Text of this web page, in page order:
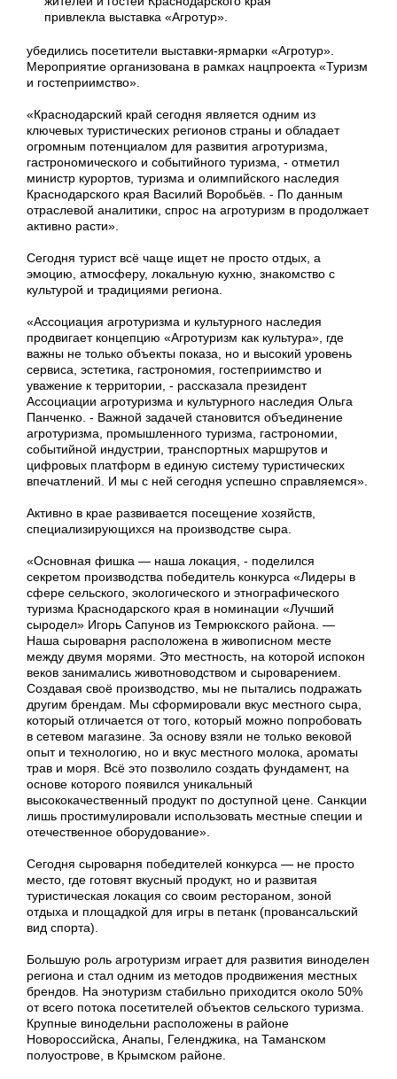
убедились посетители выставки-ярмарки «Агротур».
Мероприятие организована в рамках нацпроекта «Туризм
и гостеприимство».
«Краснодарский край сегодня является одним из
ключевых туристических регионов страны и обладает
огромным потенциалом для развития агротуризма,
гастрономического и событийного туризма, - отметил
министр курортов, туризма и олимпийского наследия
Краснодарского края Василий Воробьёв. - По данным
отраслевой аналитики, спрос на агротуризм в продолжает
активно расти».
Сегодня турист всё чаще ищет не просто отдых, а
эмоцию, атмосферу, локальную кухню, знакомство с
культурой и традициями региона.
«Ассоциация агротуризма и культурного наследия
продвигает концепцию «Агротуризм как культура», где
важны не только объекты показа, но и высокий уровень
сервиса, эстетика, гастрономия, гостеприимство и
уважение к территории, - рассказала президент
Ассоциации агротуризма и культурного наследия Ольга
Панченко. - Важной задачей становится объединение
агротуризма, промышленного туризма, гастрономии,
событийной индустрии, транспортных маршрутов и
цифровых платформ в единую систему туристических
впечатлений. И мы с ней сегодня успешно справляемся».
Активно в крае развивается посещение хозяйств,
специализирующихся на производстве сыра.
«Основная фишка — наша локация, - поделился
секретом производства победитель конкурса «Лидеры в
сфере сельского, экологического и этнографического
туризма Краснодарского края в номинации «Лучший
сыродел» Игорь Сапунов из Темрюкского района. —
Наша сыроварня расположена в живописном месте
между двумя морями. Это местность, на которой испокон
веков занимались животноводством и сыроварением.
Создавая своё производство, мы не пытались подражать
другим брендам. Мы сформировали вкус местного сыра,
который отличается от того, который можно попробовать
в сетевом магазине. За основу взяли не только вековой
опыт и технологию, но и вкус местного молока, ароматы
трав и моря. Всё это позволило создать фундамент, на
основе которого появился уникальный
высококачественный продукт по доступной цене. Санкции
лишь простимулировали использовать местные специи и
отечественное оборудование».
Сегодня сыроварня победителей конкурса — не просто
место, где готовят вкусный продукт, но и развитая
туристическая локация со своим рестораном, зоной
отдыха и площадкой для игры в петанк (провансальский
вид спорта).
Большую роль агротуризм играет для развития виноделен
региона и стал одним из методов продвижения местных
брендов. На энотуризм стабильно приходится около 50%
от всего потока посетителей объектов сельского туризма.
Крупные винодельни расположены в районе
Новороссийска, Анапы, Геленджика, на Таманском
полуострове, в Крымском районе.